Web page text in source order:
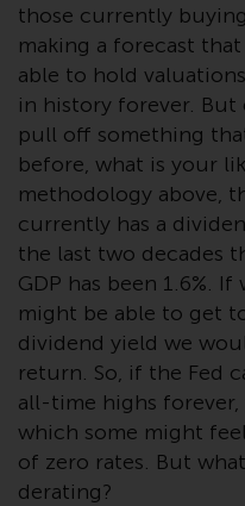
Bestimmte
Funds, eine
„Société
Capital
gegründet
von Redwheel
der Website
werden nur
über die
der
those currently
making a forecast
able to hold
in history forever. But
pull off something
before, what is your
methodology above,
currently has a
the last two decades
GDP has been 1.6%.
might be able to get
dividend yield we
return. So, if the Fed
all-time highs
which some might
of zero rates. But
derating?